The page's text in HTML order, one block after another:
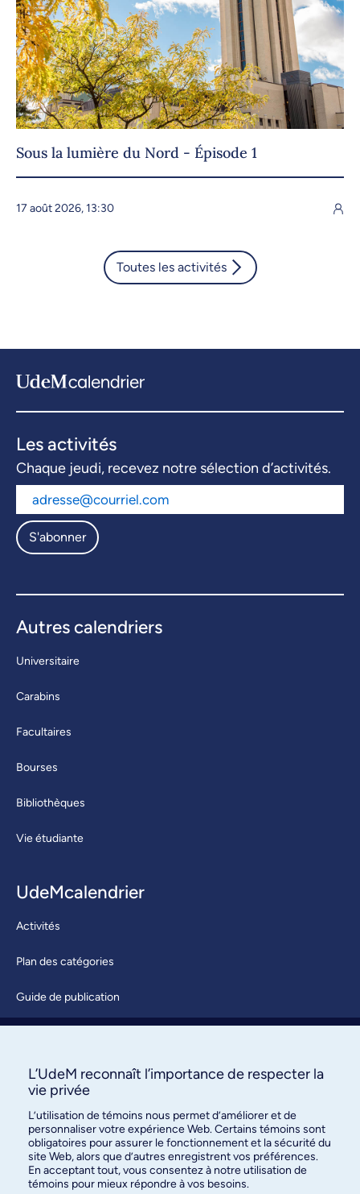
Sous la lumière du Nord - Épisode 1
17 août 2026, 13:30
Toutes les activités
Les activités
Chaque jeudi, recevez notre sélection d’activités.
S'abonner
Autres calendriers
Universitaire
Carabins
Facultaires
Bourses
Bibliothèques
Vie étudiante
UdeMcalendrier
Activités
Plan des catégories
Guide de publication
À propos / Nous joindre
L’UdeM reconnaît l’importance de respecter la
vie privée
L’utilisation de témoins nous permet d’améliorer et de
personnaliser votre expérience Web. Certains témoins sont
obligatoires pour assurer le fonctionnement et la sécurité du
site Web, alors que d’autres enregistrent vos préférences.
En acceptant tout, vous consentez à notre utilisation de
témoins pour mieux répondre à vos besoins.